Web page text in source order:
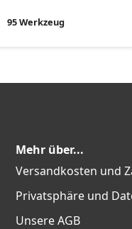
95 Werkzeug
Mehr über...
Versandkosten und
Privatsphäre und
Unsere AGB